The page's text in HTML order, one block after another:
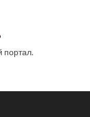
портал.